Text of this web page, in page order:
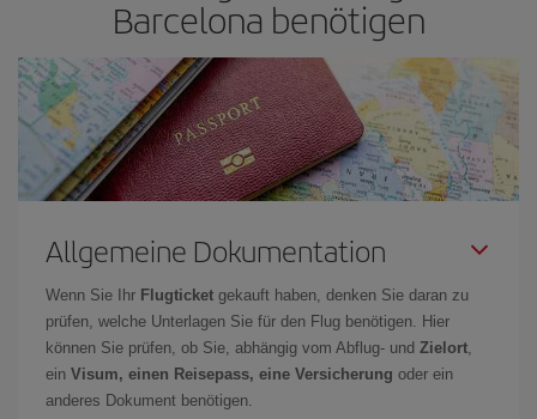
Barcelona benötigen
Allgemeine Dokumentation
Wenn Sie Ihr Flugticket gekauft haben, denken Sie daran zu
prüfen, welche Unterlagen Sie für den Flug benötigen. Hier
können Sie prüfen, ob Sie, abhängig vom Abflug- und Zielort,
ein Visum, einen Reisepass, eine Versicherung oder ein
anderes Dokument benötigen.